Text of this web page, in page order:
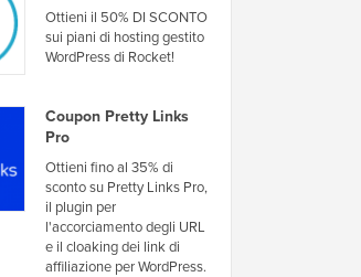
Ottieni il 50% DI SCONTO
sui piani di hosting gestito
WordPress di Rocket!
Coupon Pretty Links
Pro
Ottieni fino al 35% di
sconto su Pretty Links Pro,
il plugin per
l'accorciamento degli URL
e il cloaking dei link di
affiliazione per WordPress.